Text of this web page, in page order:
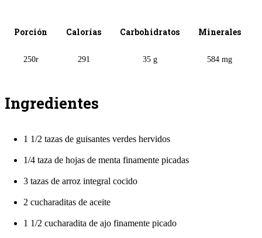
Porción Calorías Carbohidratos Minerales
250r 291 35 g 584 mg
Ingredientes
1 1/2 tazas de guisantes verdes hervidos
1/4 taza de hojas de menta finamente picadas
3 tazas de arroz integral cocido
2 cucharaditas de aceite
1 1/2 cucharadita de ajo finamente picado